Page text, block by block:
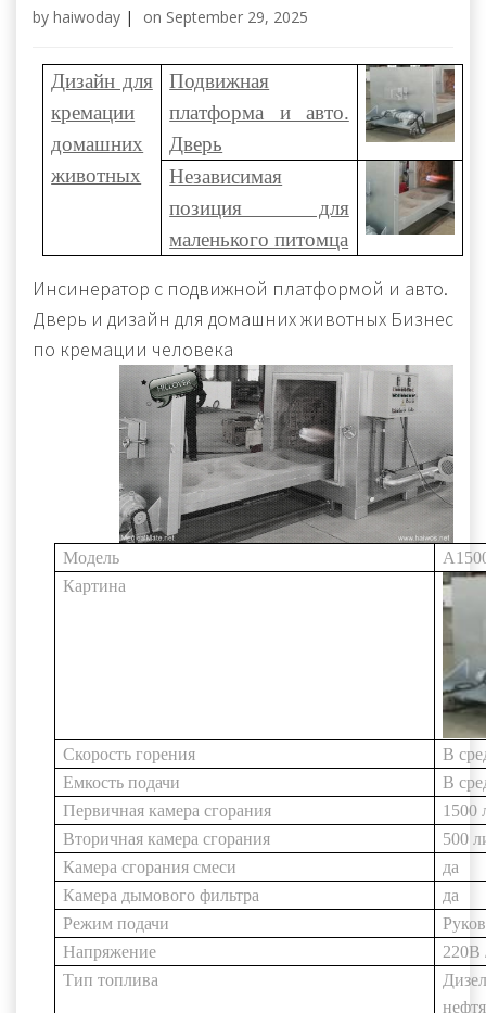
by haiwoday | on September 29, 2025
Дизайн для
кремации
домашних
животных
Подвижная
платформа и авто.
Дверь
Независимая
позиция для
маленького питомца
Инсинератор с подвижной платформой и авто.
Дверь и дизайн для домашних животных Бизнес
по кремации человека
Модель
Картина
Скорость горения
В
Емкость подачи
В
Первичная камера сгорания
1500
Вторичная камера сгорания
500
Камера сгорания смеси
да
Камера дымового фильтра
да
Режим подачи
Напряжение
220В
Тип топлива